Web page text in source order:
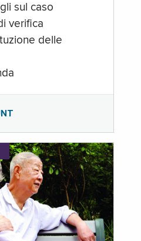
sul caso
verifica
delle